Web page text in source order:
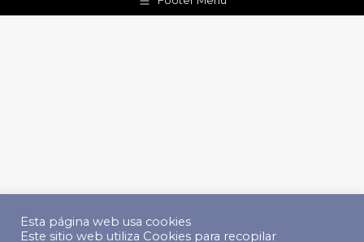
Esta página web usa cookies
Este sitio web utiliza Cookies para recopilar